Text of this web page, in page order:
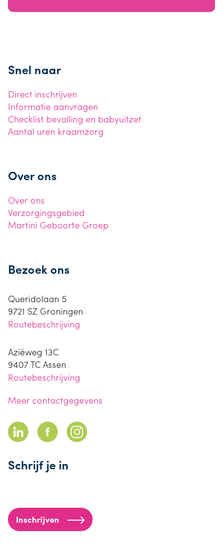
Snel naar
Direct inschrijven
Informatie aanvragen
Checklist bevalling en babyuitzet
Aantal uren kraamzorg
Over ons
Over ons
Verzorgingsgebied
Martini Geboorte Groep
Bezoek ons
Queridolaan 5
9721 SZ Groningen
Routebeschrijving
Aziëweg 13C
9407 TC Assen
Routebeschrijving
Meer contactgegevens
Schrijf je in
Inschrijven